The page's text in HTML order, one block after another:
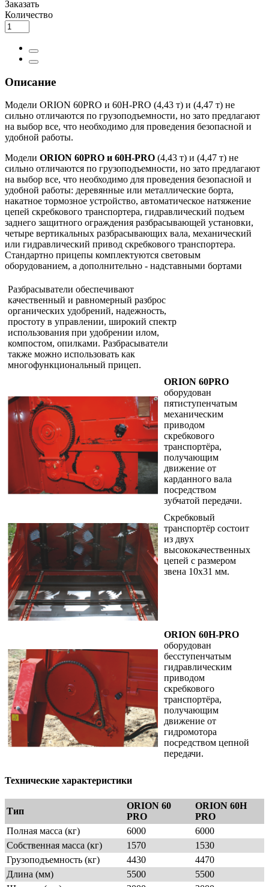
Заказать
Количество
Описание
Модели ORION 60PRO и 60H-PRO (4,43 т) и (4,47 т) не
сильно отличаются по грузоподъемности, но зато предлагают
на выбор все, что необходимо для проведения безопасной и
удобной работы.
Модели ORION 60PRO и 60H-PRO (4,43 т) и (4,47 т) не
сильно отличаются по грузоподъемности, но зато предлагают
на выбор все, что необходимо для проведения безопасной и
удобной работы: деревянные или металлические борта,
накатное тормозное устройство, автоматическое натяжение
цепей скребкового транспортера, гидравлический подъем
заднего защитного ограждения разбрасывающей установки,
четыре вертикальных разбрасывающих вала, механический
или гидравлический привод скребкового транспортера.
Стандартно прицепы комплектуются световым
оборудованием, а дополнительно - надставными бортами
Разбрасыватели обеспечивают
качественный и равномерный разброс
органических удобрений, надежность,
простоту в управлении, широкий спектр
использования при удобрении илом,
компостом, опилками. Разбрасыватели
также можно использовать как
многофункциональный прицеп.
ORION 60PRO
оборудован
пятиступенчатым
механическим
приводом
скребкового
транспортёра,
получающим
движение от
карданного вала
посредством
зубчатой передачи.
Скребковый
транспортёр состоит
из двух
высококачественных
цепей с размером
звена 10x31 мм.
ORION 60H-PRO
оборудован
бесступенчатым
гидравлическим
приводом
скребкового
транспортёра,
получающим
движение от
гидромотора
посредством цепной
передачи.
Технические характеристики
Тип
ORION 60
PRO
ORION 60H
PRO
Полная масса (кг)
6000
6000
Собственная масса (кг)
1570
1530
Грузоподъемность (кг)
4430
4470
Длина (мм)
5500
5500